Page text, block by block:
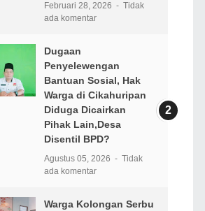
Februari 28, 2026
Tidak
ada komentar
Dugaan
Penyelewengan
Bantuan Sosial, Hak
Warga di Cikahuripan
Diduga Dicairkan
Pihak Lain,Desa
Disentil BPD?
Agustus 05, 2026
Tidak
ada komentar
Warga Kolongan Serbu